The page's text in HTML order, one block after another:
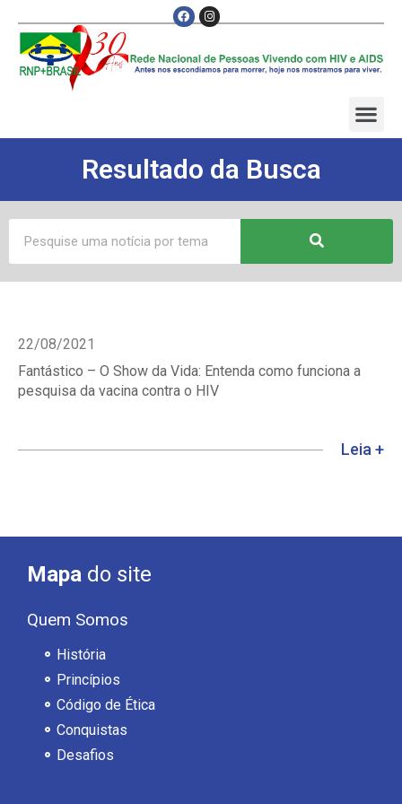
Resultado da Busca
22/08/2021
Fantástico – O Show da Vida: Entenda como funciona a
pesquisa da vacina contra o HIV
Leia +
Mapa do site
Quem Somos
História
Princípios
Código de Ética
Conquistas
Desafios